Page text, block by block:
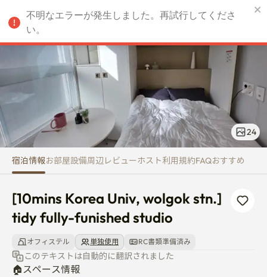
[10mins Korea Univ, wolgok
JPY
24
宿泊情報お部屋設備周辺 レビューホスト利用規約FAQおすすめ
[10mins Korea Univ, wolgok stn.]
tidy fully-funished studio
オフィステル 単独使用 RC書類準備済み
このテキストは自動的に翻訳されました
🏠スペース情報
不明なエラーが発生しました。再試行してくださ
い。